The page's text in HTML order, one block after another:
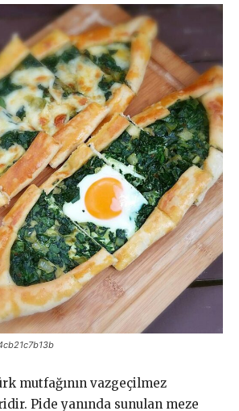
mutfağının vazgeçilmez
Pide yanında sunulan meze